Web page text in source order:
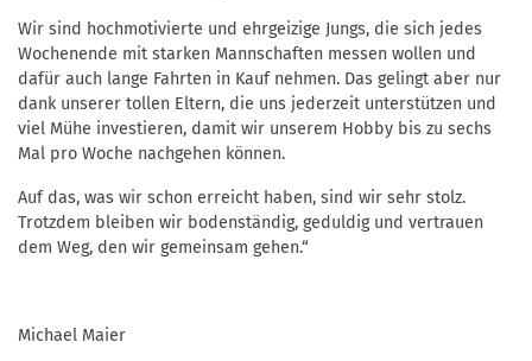
Wir sind hochmotivierte und ehrgeizige Jungs, die sich jedes
Wochenende mit starken Mannschaften messen wollen und
dafür auch lange Fahrten in Kauf nehmen. Das gelingt aber nur
dank unserer tollen Eltern, die uns jederzeit unterstützen und
viel Mühe investieren, damit wir unserem Hobby bis zu sechs
Mal pro Woche nachgehen können.
Auf das, was wir schon erreicht haben, sind wir sehr stolz.
Trotzdem bleiben wir bodenständig, geduldig und vertrauen
dem Weg, den wir gemeinsam gehen.“
Michael Maier